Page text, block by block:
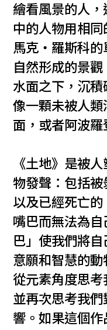
繪看風景的人
中的人物用相
馬克‧羅斯科的
自然形成的景
水面之下，沉
像一顆未被人
面，或者阿波羅
《土地》是被
物發聲：包括
以及已經死亡
嘴巴而無法為
巴」使我們將自
意願和智慧的
從元素角度思考
並再次思考我
響。如果這個